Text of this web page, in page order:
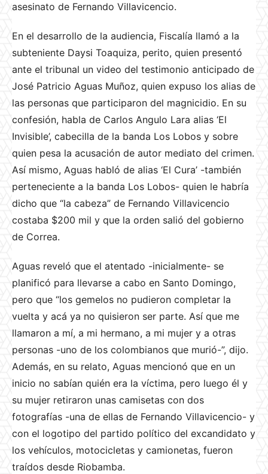
asesinato de Fernando Villavicencio.
En el desarrollo de la audiencia, Fiscalía llamó a la
subteniente Daysi Toaquiza, perito, quien presentó
ante el tribunal un video del testimonio anticipado de
José Patricio Aguas Muñoz, quien expuso los alias de
las personas que participaron del magnicidio. En su
confesión, habla de Carlos Angulo Lara alias ‘El
Invisible’, cabecilla de la banda Los Lobos y sobre
quien pesa la acusación de autor mediato del crimen.
Así mismo, Aguas habló de alias ‘El Cura’ -también
perteneciente a la banda Los Lobos- quien le habría
dicho que “la cabeza” de Fernando Villavicencio
costaba $200 mil y que la orden salió del gobierno
de Correa.
Aguas reveló que el atentado -inicialmente- se
planificó para llevarse a cabo en Santo Domingo,
pero que “los gemelos no pudieron completar la
vuelta y acá ya no quisieron ser parte. Así que me
llamaron a mí, a mi hermano, a mi mujer y a otras
personas -uno de los colombianos que murió-”, dijo.
Además, en su relato, Aguas mencionó que en un
inicio no sabían quién era la víctima, pero luego él y
su mujer retiraron unas camisetas con dos
fotografías -una de ellas de Fernando Villavicencio- y
con el logotipo del partido político del excandidato y
los vehículos, motocicletas y camionetas, fueron
traídos desde Riobamba.